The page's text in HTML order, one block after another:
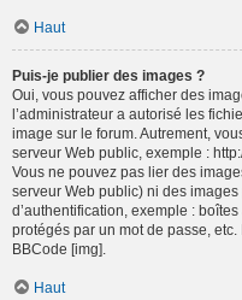
Haut
Puis-je publier des images ?
Oui, vous pouvez afficher des
l’administrateur a autorisé les
image sur le forum. Autrement,
serveur Web public, exemple :
Vous ne pouvez pas lier des
serveur Web public) ni des
d’authentification, exemple :
protégés par un mot de passe,
BBCode [img].
Haut